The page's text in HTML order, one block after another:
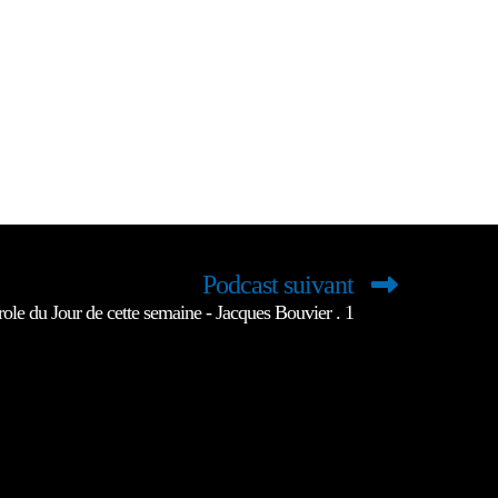
Podcast suivant
du Jour de cette semaine - Jacques Bouvier . 1